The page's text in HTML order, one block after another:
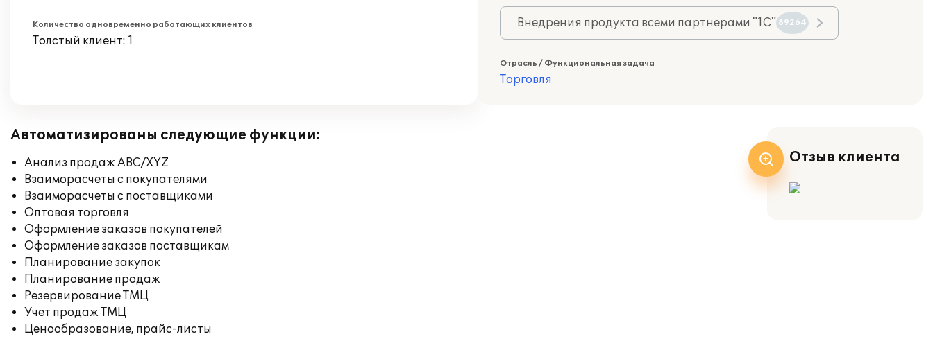
Количество одновременно работающих клиентов
Толстый клиент: 1
Внедрения продукта всеми партнерами "1С" 89264
Отрасль / Функциональная задача
Торговля
Автоматизированы следующие функции:
Анализ продаж ABC/XYZ
Взаиморасчеты с покупателями
Взаиморасчеты с поставщиками
Оптовая торговля
Оформление заказов покупателей
Оформление заказов поставщикам
Планирование закупок
Планирование продаж
Резервирование ТМЦ
Учет продаж ТМЦ
Ценообразование, прайс-листы
Отзыв клиента